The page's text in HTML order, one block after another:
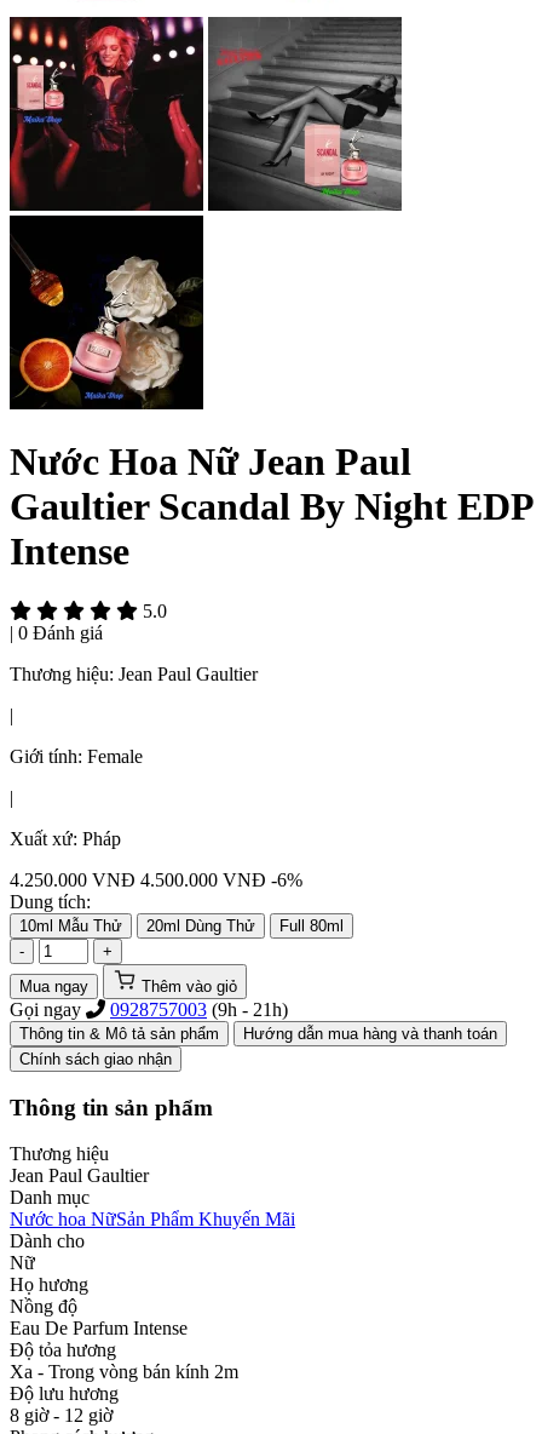
Nước Hoa Nữ Jean Paul
Gaultier Scandal By Night EDP
Intense
5.0
| 0 Đánh giá
Thương hiệu: Jean Paul Gaultier
|
Giới tính: Female
|
Xuất xứ: Pháp
4.250.000 VNĐ 4.500.000 VNĐ -6%
Dung tích:
10ml Mẫu Thử 20ml Dùng Thử
Full 80ml
-
+
Mua ngay
Thêm vào giỏ
Gọi ngay 0928757003 (9h - 21h)
Thông tin & Mô tả sản phẩm
Hướng dẫn mua hàng và thanh toán
Chính sách giao nhận
Thông tin sản phẩm
Thương hiệu
Jean Paul Gaultier
Danh mục
Nước hoa NữSản Phẩm Khuyến Mãi
Dành cho
Nữ
Họ hương
Nồng độ
Eau De Parfum Intense
Độ tỏa hương
Xa - Trong vòng bán kính 2m
Độ lưu hương
8 giờ - 12 giờ